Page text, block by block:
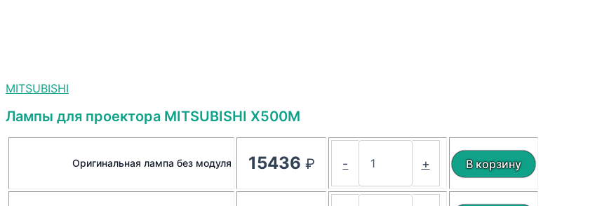
MITSUBISHI
Лампы для проектора MITSUBISHI X500M
Оригинальная лампа без модуля 15436 ₽ - +